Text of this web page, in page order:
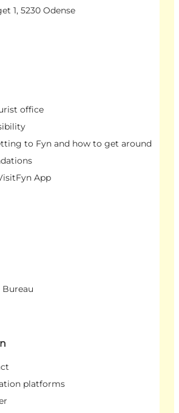
1, 5230 Odense
office
to Fyn and how to get around
App
platforms